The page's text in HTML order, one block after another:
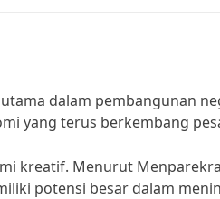
dalam pembangunan
yang terus berkembang
kreatif. Menurut
potensi besar dalam